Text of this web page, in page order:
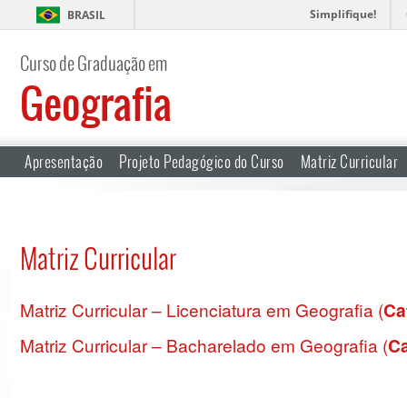
BRASIL Simplifique!
Curso de Graduação em
Geografia
Apresentação Projeto Pedagógico do Curso Matriz Curricular
Matriz Curricular
Matriz Curricular – Licenciatura em Geografia (
Matriz Curricular – Bacharelado em Geografia (